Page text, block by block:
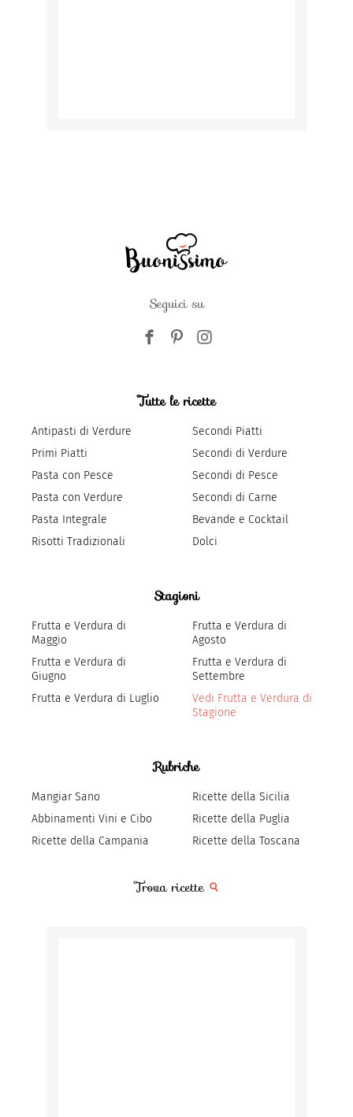
Seguici su
Tutte le ricette
Antipasti di Verdure
Primi Piatti
Pasta con Pesce
Pasta con Verdure
Pasta Integrale
Risotti Tradizionali
Secondi Piatti
Secondi di Verdure
Secondi di Pesce
Secondi di Carne
Bevande e Cocktail
Dolci
Stagioni
Frutta e Verdura di
Maggio
Frutta e Verdura di
Giugno
Frutta e Verdura di Luglio
Frutta e Verdura di
Agosto
Frutta e Verdura di
Settembre
Vedi Frutta e Verdura di
Stagione
Rubriche
Mangiar Sano
Abbinamenti Vini e Cibo
Ricette della Campania
Ricette della Sicilia
Ricette della Puglia
Ricette della Toscana
Trova ricette